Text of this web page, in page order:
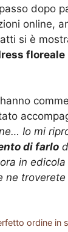
dopo
online,
si è
floreale
Io mi
di farlo
in
troverete
ordine in